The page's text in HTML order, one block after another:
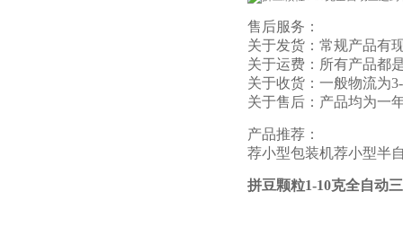
售后服务：
关于发货：常规产品有
关于运费：所有产品都
关于收货：一般物流为
关于售后：产品均为一
产品推荐：
荐小型包装机荐小型半
拼豆颗粒1-10克全自动